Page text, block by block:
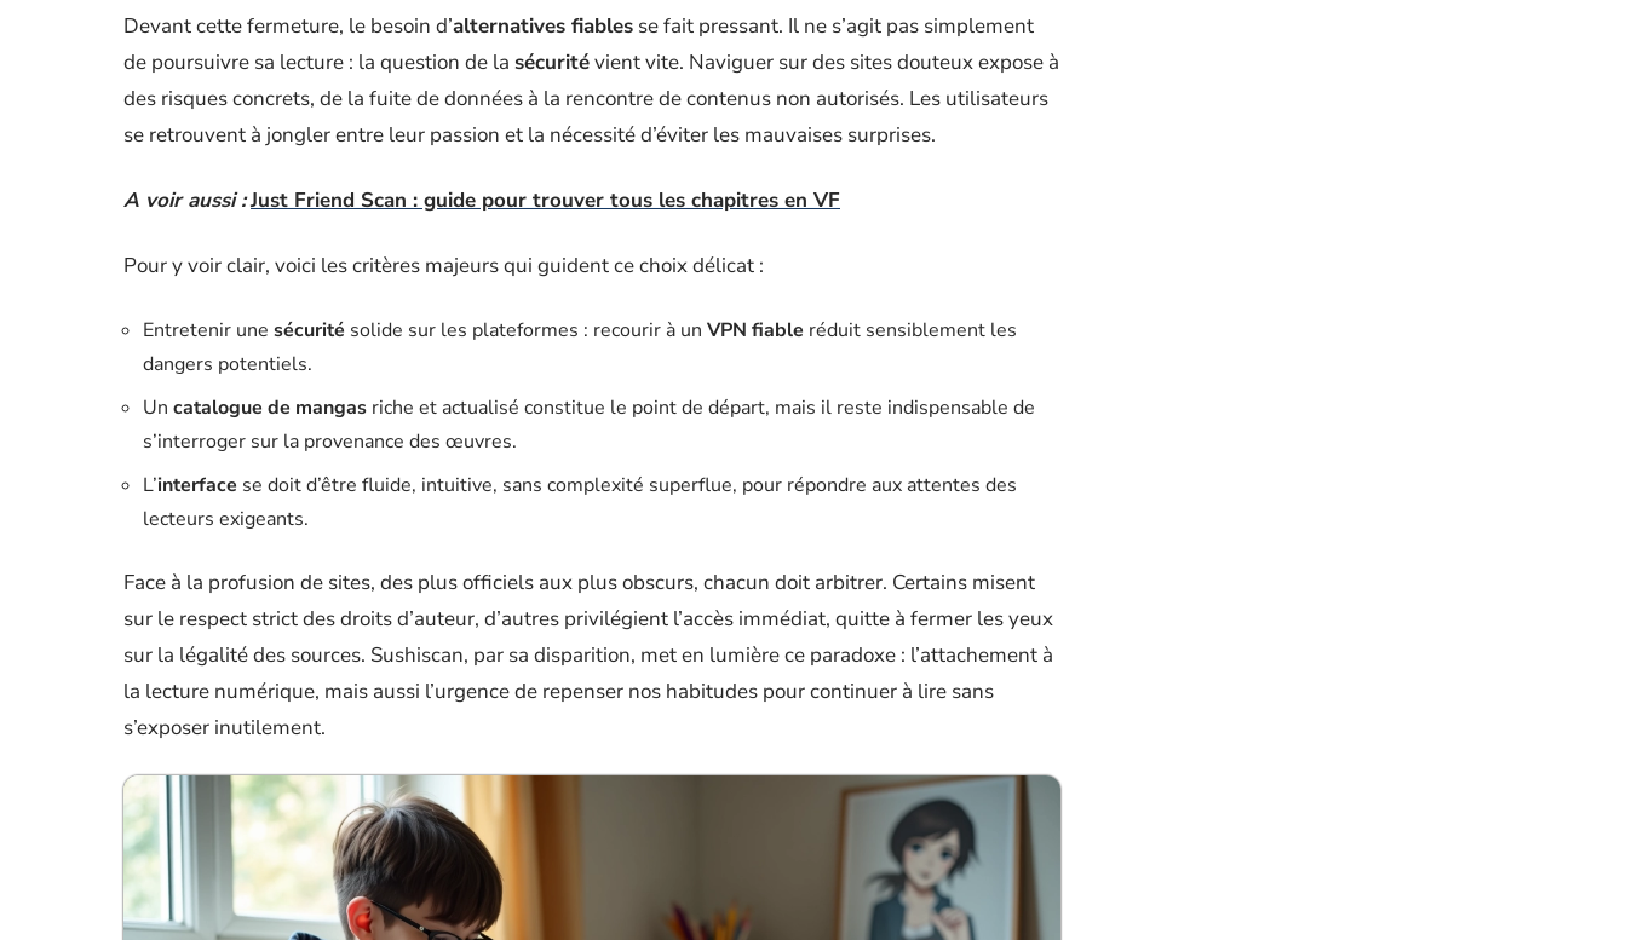
Devant cette fermeture, le besoin d’alternatives fiables se fait pressant. Il ne s’agit pas simplement
de poursuivre sa lecture : la question de la sécuritévient vite. Naviguer sur des sites douteux expose à
des risques concrets, de la fuite de données à la rencontre de contenus non autorisés. Les utilisateurs
se retrouvent à jongler entre leur passion et la nécessité d’éviter les mauvaises surprises.
A voir aussi :Just Friend Scan : guide pour trouver tous les chapitres en VF
Pour y voir clair, voici les critères majeurs qui guident ce choix délicat :
Entretenir une sécurité solide sur les plateformes : recourir à un VPN fiable réduit sensiblement les
dangers potentiels.
Un catalogue de mangas riche et actualisé constitue le point de départ, mais il reste indispensable de
s’interroger sur la provenance des œuvres.
L’interface se doit d’être fluide, intuitive, sans complexité superflue, pour répondre aux attentes des
lecteurs exigeants.
Face à la profusion de sites, des plus officiels aux plus obscurs, chacun doit arbitrer. Certains misent
sur le respect strict des droits d’auteur, d’autres privilégient l’accès immédiat, quitte à fermer les yeux
sur la légalité des sources. Sushiscan, par sa disparition, met en lumière ce paradoxe : l’attachement à
la lecture numérique, mais aussi l’urgence de repenser nos habitudes pour continuer à lire sans
s’exposer inutilement.